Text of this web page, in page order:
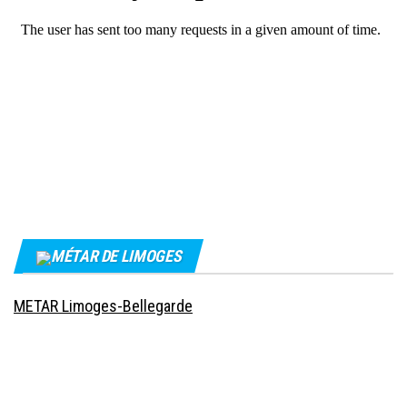
MÉTAR DE LIMOGES
METAR Limoges-Bellegarde